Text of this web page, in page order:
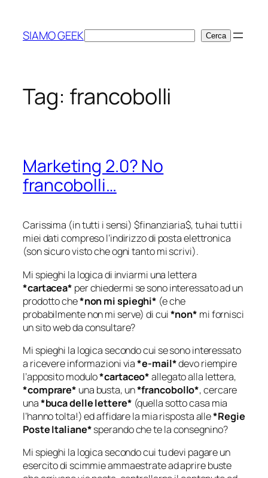
contenuto
SIAMO GEEKCerca Cerca
Tag: francobolli
Marketing 2.0? No
francobolli…
Carissima (in tutti i sensi)$finanziaria$, tu hai tutti i
miei dati compreso l’indirizzo di posta elettronica
(son sicuro visto che ogni tanto mi scrivi).
Mi spieghi la logica di inviarmi una lettera
*cartacea* per chiedermi se sono interessato ad un
prodotto che*non mi spieghi* (e che
probabilmente non mi serve) di cui*non* mi fornisci
un sito web da consultare?
Mi spieghi la logica secondo cui se sono interessato
a ricevere informazioni via*e-mail*devo riempire
l’apposito modulo*cartaceo*allegato alla lettera,
*comprare* una busta, un*francobollo*, cercare
una*buca delle lettere* (quella sotto casa mia
l’hanno tolta!) ed affidare la mia risposta alle*Regie
Poste Italiane*sperando che te la consegnino?
Mi spieghi la logica secondo cui tu devi pagare un
esercito di scimmie ammaestrate ad aprire buste